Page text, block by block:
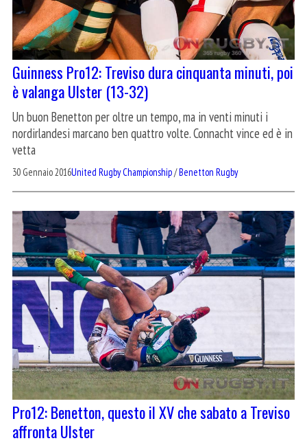
Guinness Pro12: Treviso dura cinquanta minuti, poi
è valanga Ulster (13-32)
Un buon Benetton per oltre un tempo, ma in venti minuti i
nordirlandesi marcano ben quattro volte. Connacht vince ed è in
vetta
30 Gennaio 2016United Rugby Championship/Benetton Rugby
Pro12: Benetton, questo il XV che sabato a Treviso
affronta Ulster